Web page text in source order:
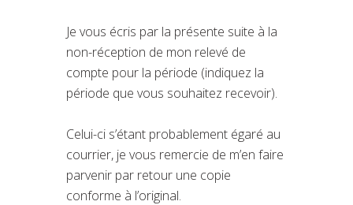
Je vous écris par la présente suite à la
non-réception de mon relevé de
compte pour la période (indiquez la
période que vous souhaitez recevoir).
Celui-ci s’étant probablement égaré au
courrier, je vous remercie de m’en faire
parvenir par retour une copie
conforme à l’original.